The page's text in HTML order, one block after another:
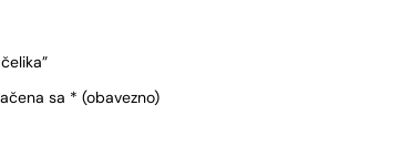
sa * (obavezno)